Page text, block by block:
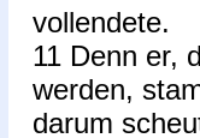
vollendete.
11 Denn er,
werden,
darum